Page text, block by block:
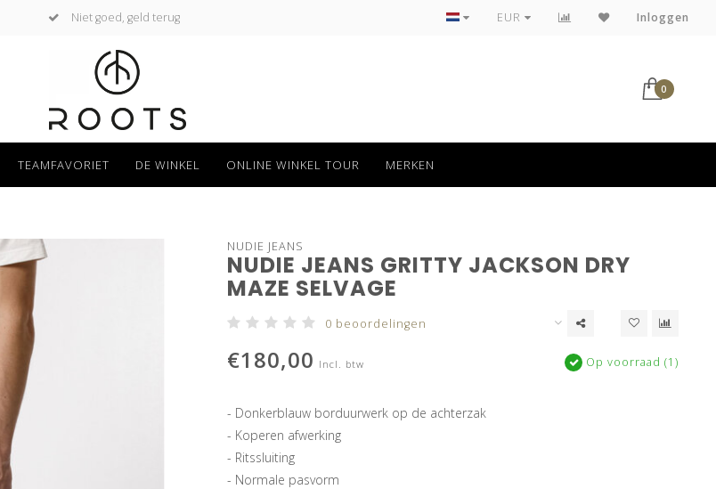
Niet goed, geld terug Tot 30 dagen kan jouw bestelling retour
EUR Inloggen
0
TEAMFAVORIET DE WINKEL ONLINE WINKEL TOUR MERKEN
NUDIE JEANS
NUDIE JEANS GRITTY JACKSON DRY
MAZE SELVAGE
0 beoordelingen
€180,00 Incl. btw Op voorraad (1)
- Donkerblauw borduurwerk op de achterzak
- Koperen afwerking
- Ritssluiting
- Normale pasvorm